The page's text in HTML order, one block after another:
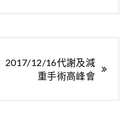
2017/12/16代謝及減
重手術高峰會